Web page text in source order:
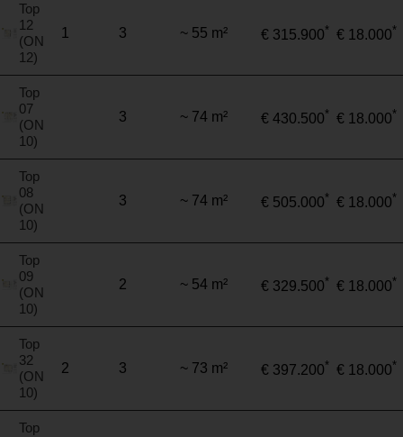
Top
12
(ON
12)
1 3 ~ 55 m² € 315.900* € 18.000*
Top
07
(ON
10)
3 ~ 74 m² € 430.500* € 18.000*
Top
08
(ON
10)
3 ~ 74 m² € 505.000* € 18.000*
Top
09
(ON
10)
2 ~ 54 m² € 329.500* € 18.000*
Top
32
(ON
10)
2 3 ~ 73 m² € 397.200* € 18.000*
Top